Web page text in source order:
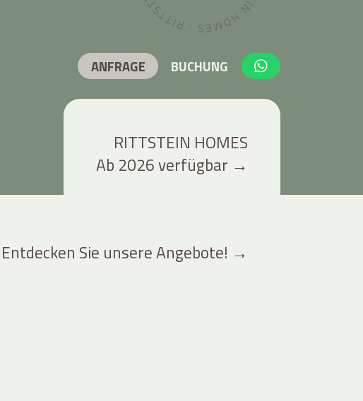
RITTSTEIN HOMES
Ab 2026 verfügbar →
Entdecken Sie unsere Angebote! →
ANFRAGE BUCHUNG